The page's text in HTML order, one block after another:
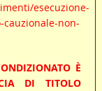
esecuzione-
non-
È
DI TITOLO